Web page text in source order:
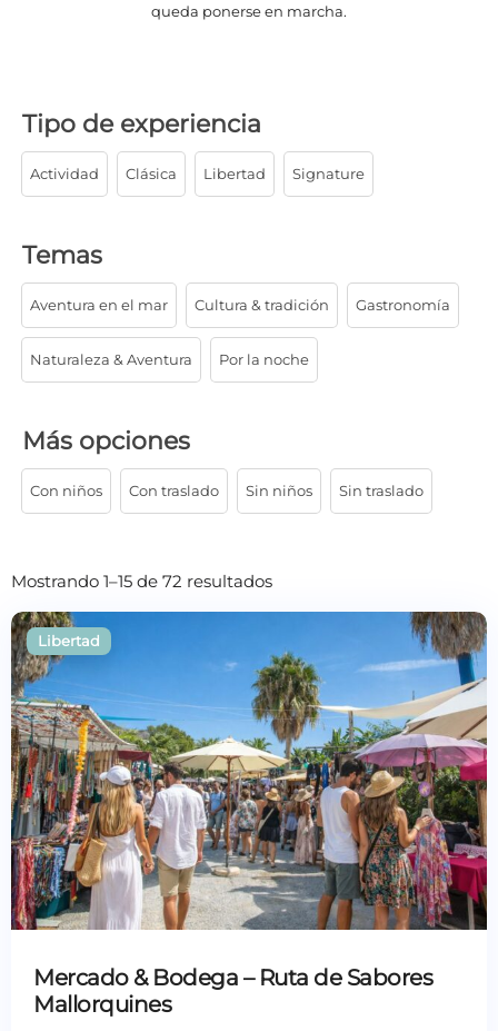
queda ponerse en marcha.
Tipo de experiencia
Actividad Clásica Libertad Signature
Temas
Aventura en el mar Cultura & tradición Gastronomía
Naturaleza & Aventura Por la noche
Más opciones
Con niños Con traslado Sin niños Sin traslado
Mostrando 1–15 de 72 resultados
Mercado & Bodega – Ruta de Sabores
Mallorquines